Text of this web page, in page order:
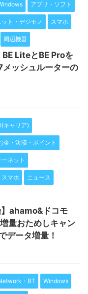
アプリ・ソフト
ット・デジモノ スマホ
周辺機器
BE LiteとBE Proを
ッシュルーターの
キャリア)
金・決済・ポイント
ネット
スマホ ニュース
ahamo&ドコモ
量おためしキャン
データ増量！
・BT Windows